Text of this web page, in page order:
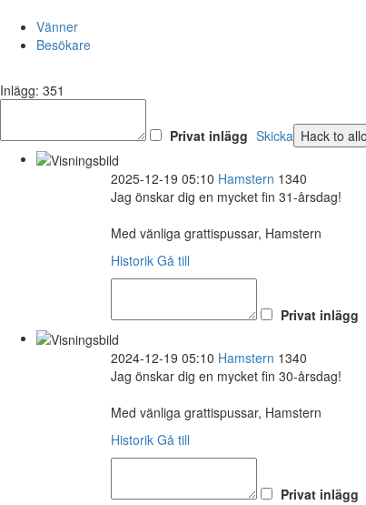
Vänner
Besökare
Inlägg: 351
Privat inlägg Skicka
2025-12-19 05:10 Hamstern 1340
Jag önskar dig en mycket fin 31-årsdag!
Med vänliga grattispussar, Hamstern
Historik Gå till
Privat inlägg
2024-12-19 05:10 Hamstern 1340
Jag önskar dig en mycket fin 30-årsdag!
Med vänliga grattispussar, Hamstern
Historik Gå till
Privat inlägg